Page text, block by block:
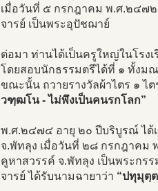
เมื่อวันที่ ๕ กรกฎาคม พ.ศ.๒๔๗
จารย์ เป็นพระอุปัชฌาย์
ต่อมา ท่านได้เป็นครูใหญ่ในโรง
โดยสอบนักธรรมตรีได้ที่ ๑ ทั้งม
ขณะนั้น ถวายรางวัลผ้าไตร ๑ ไ
วฑฺฒโน - ไม่พึงเป็นคนรกโลก”
พ.ศ.๒๔๗๔ อายุ ๒๐ ปีบริบูรณ์ ได้
จ.พัทลุง เมื่อวันที่ ๒๘ กรกฎาคม
คูหาสวรรค์ จ.พัทลุง เป็นพระกร
จารย์ ได้รับนามฉายาว่า “ปทุมุตฺ